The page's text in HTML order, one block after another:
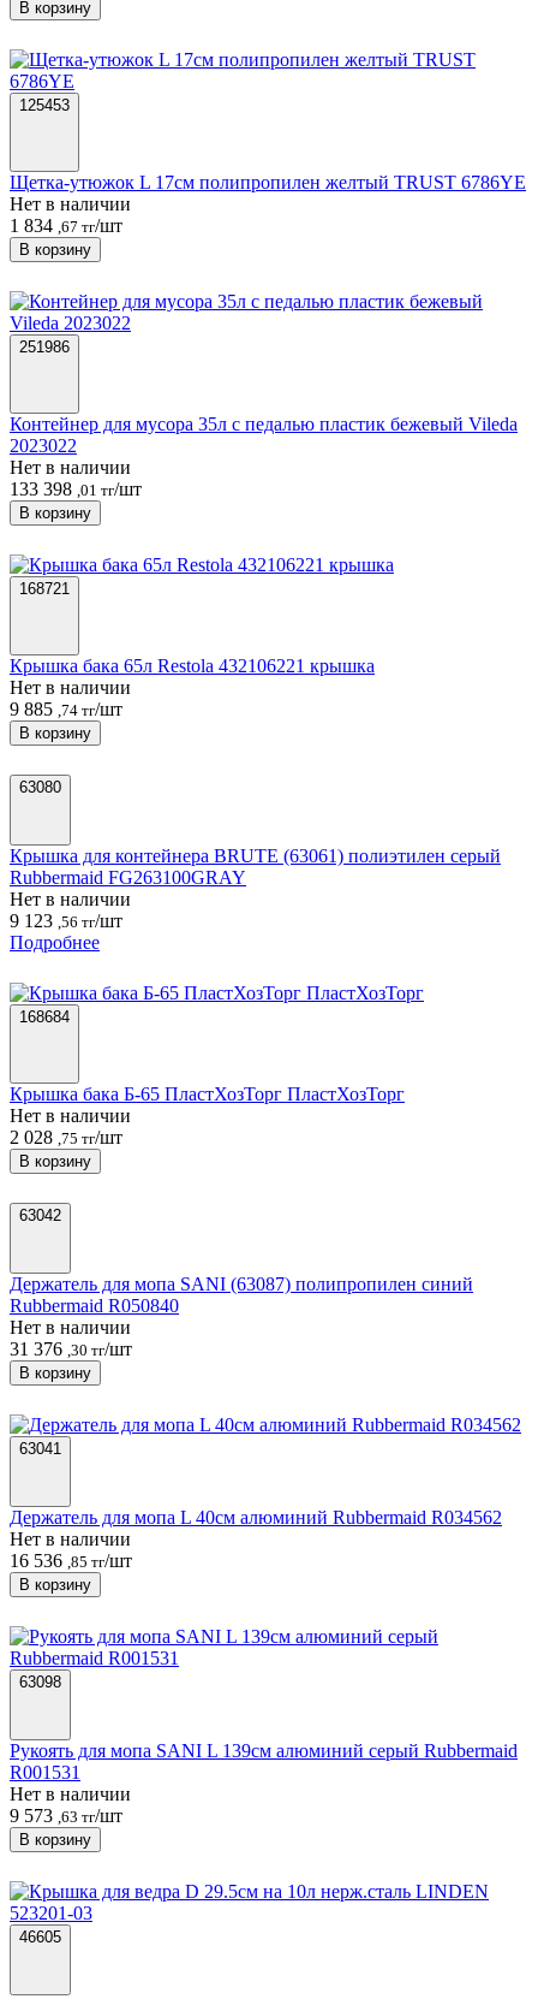
В корзину
125453
Щетка-утюжок L 17см полипропилен желтый TRUST 6786YE
Нет в наличии
1 834 ,67 тг/шт
В корзину
251986
Контейнер для мусора 35л с педалью пластик бежевый Vileda
2023022
Нет в наличии
133 398 ,01 тг/шт
В корзину
168721
Крышка бака 65л Restola 432106221 крышка
Нет в наличии
9 885 ,74 тг/шт
В корзину
63080
Крышка для контейнера BRUTE (63061) полиэтилен серый
Rubbermaid FG263100GRAY
Нет в наличии
9 123 ,56 тг/шт
Подробнее
168684
Крышка бака Б-65 ПластХозТорг ПластХозТорг
Нет в наличии
2 028 ,75 тг/шт
В корзину
63042
Держатель для мопа SANI (63087) полипропилен синий
Rubbermaid R050840
Нет в наличии
31 376 ,30 тг/шт
В корзину
63041
Держатель для мопа L 40см алюминий Rubbermaid R034562
Нет в наличии
16 536 ,85 тг/шт
В корзину
63098
Рукоять для мопа SANI L 139см алюминий серый Rubbermaid
R001531
Нет в наличии
9 573 ,63 тг/шт
В корзину
46605